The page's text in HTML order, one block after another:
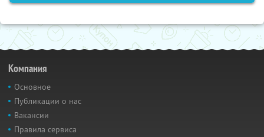
Компания
Основное
Публикации о нас
Вакансии
Правила сервиса